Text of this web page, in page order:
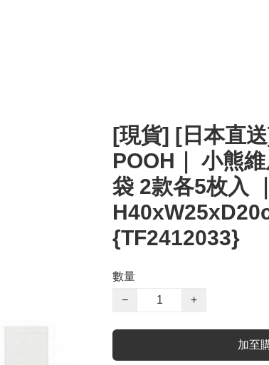
[現貨] [日本直
POOH｜ 小熊
袋 2款各5枚入
{TF2412033}
數量
−
+
加至